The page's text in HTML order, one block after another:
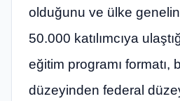
olduğunu ve ülke
50.000 katılımcıya
eğitim programı formatı,
düzeyinden federal